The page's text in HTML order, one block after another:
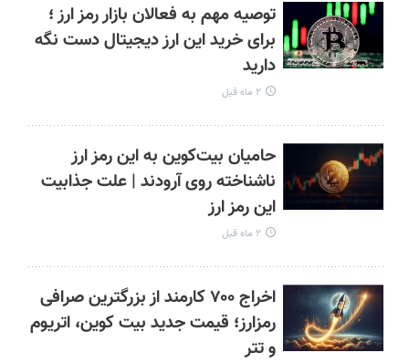
توصیه مهم به فعالان بازار رمز ارز ؛
برای خرید این ارز دیجیتال دست نگه
دارید
۲ ماه قبل
حامیان بیت‌کوین به این رمز ارز
ناشناخته روی آرودند | علت جذابیت
این رمز ارز
۲ ماه قبل
اخراج ۷۰۰ کارمند از بزرگترین صرافی
رمزارز؛ قیمت جدید بیت کوین، اتریوم
و تتر